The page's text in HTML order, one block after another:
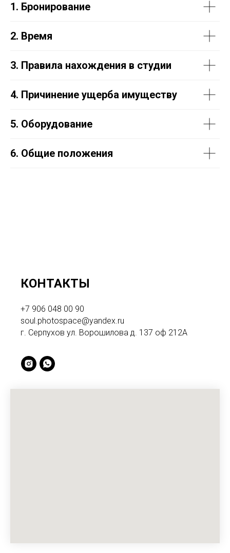
1. Бронирование
2. Время
3. Правила нахождения в студии
4. Причинение ущерба имуществу
5. Оборудование
6. Общие положения
КОНТАКТЫ
+7 906 048 00 90
soul.photospace@yandex.ru
г. Серпухов ул. Ворошилова д. 137 оф 212А